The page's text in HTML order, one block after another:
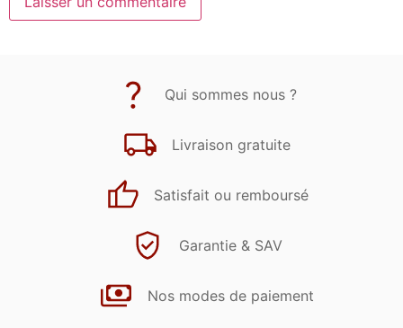
Qui sommes nous ?
Livraison gratuite
Satisfait ou remboursé
Garantie & SAV
Nos modes de paiement